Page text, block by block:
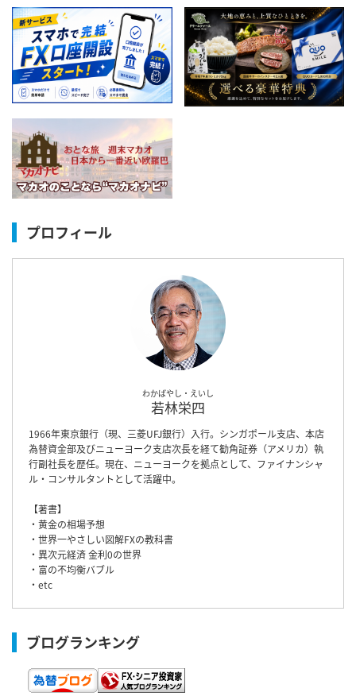
プロフィール
わかばやし・えいし
若林栄四
1966年東京銀行（現、三菱UFJ銀行）入行。シンガポール支店、本店
為替資金部及びニューヨーク支店次長を経て勧角証券（アメリカ）執
行副社長を歴任。現在、ニューヨークを拠点として、ファイナンシャ
ル・コンサルタントとして活躍中。
【著書】
・黄金の相場予想
・世界一やさしい図解FXの教科書
・異次元経済 金利0の世界
・富の不均衡バブル
・etc
ブログランキング